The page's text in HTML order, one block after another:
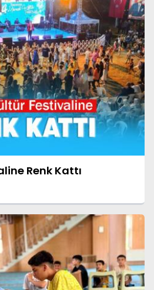
Renk Kattı